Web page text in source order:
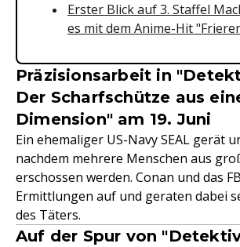
Erster Blick auf 3. Staffel
es mit dem Anime-Hit
Präzisionsarbeit in
Der Scharfschütze aus
Dimension" am 19. Juni
Ein ehemaliger US-Navy SEAL gerät
nachdem mehrere Menschen aus
erschossen werden. Conan und das
Ermittlungen auf und geraten dabei
des Täters.
Auf der Spur von